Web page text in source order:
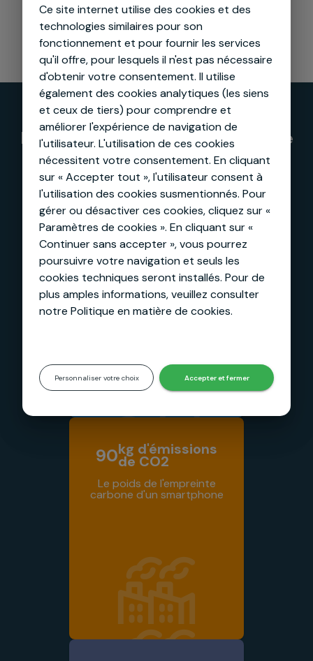
recevez le paiement par
virement bancaire
La reprise de chaque smartphone
permet d'économiser
90Klitres
d'eaux
La reprise de chaque
smartphone permet
d'économiser
90kg d'émissions
de CO2
Le poids de l'empreinte
carbone d'un smartphone
Ce site internet utilise des cookies et des
technologies similaires pour son
fonctionnement et pour fournir les services
qu'il offre, pour lesquels il n'est pas nécessaire
d'obtenir votre consentement. Il utilise
également des cookies analytiques (les siens
et ceux de tiers) pour comprendre et
améliorer l'expérience de navigation de
l'utilisateur. L'utilisation de ces cookies
nécessitent votre consentement. En cliquant
sur « Accepter tout », l'utilisateur consent à
l'utilisation des cookies susmentionnés. Pour
gérer ou désactiver ces cookies, cliquez sur «
Paramètres de cookies ». En cliquant sur «
Continuer sans accepter », vous pourrez
poursuivre votre navigation et seuls les
cookies techniques seront installés. Pour de
plus amples informations, veuillez consulter
notre Politique en matière de cookies.
Personnaliser votre choix Accepter et fermer